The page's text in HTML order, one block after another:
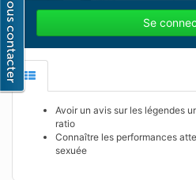
Se
Avoir un avis sur les légendes
ratio
Connaître les performances
sexuée